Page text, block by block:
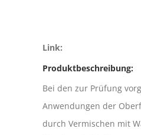
Link:
Produktbeschreibung:
Bei den zur Prüfung
Anwendungen der
durch Vermischen mit